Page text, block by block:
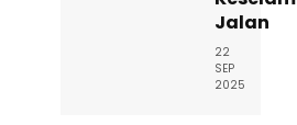
Jalan
22
SEP
2025